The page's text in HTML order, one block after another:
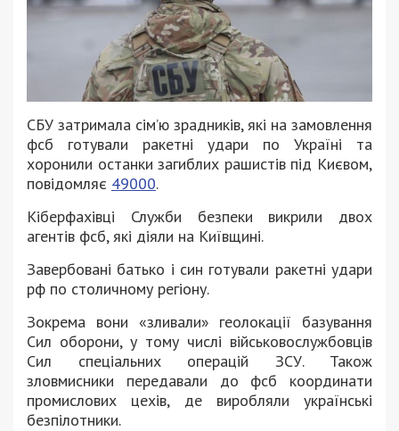
СБУ затримала сім’ю зрадників, які на замовлення
фсб готували ракетні удари по Україні та
хоронили останки загиблих рашистів під Києвом,
повідомляє 49000.
Кіберфахівці Служби безпеки викрили двох
агентів фсб, які діяли на Київщині.
Завербовані батько і син готували ракетні удари
рф по столичному регіону.
Зокрема вони «зливали» геолокації базування
Сил оборони, у тому числі військовослужбовців
Сил спеціальних операцій ЗСУ. Також
зловмисники передавали до фсб координати
промислових цехів, де виробляли українські
безпілотники.